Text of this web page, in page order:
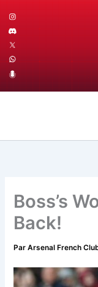
contenu
Boss’s
Back!
ParArsenal French